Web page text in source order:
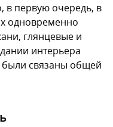
в первую очередь, в
одновременно
глянцевые и
интерьера
связаны общей